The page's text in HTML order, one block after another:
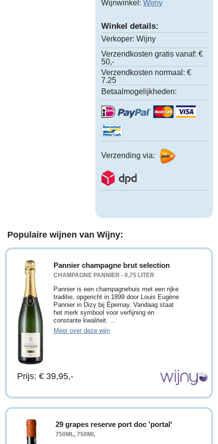
Wijnwinkel: Wijny
Winkel details:
Verkoper: Wijny
Verzendkosten gratis vanaf: €
50,-
Verzendkosten normaal: €
7.25
Betaalmogelijkheden:
Verzending via:
Populaire wijnen van Wijny:
Pannier champagne brut selection
CHAMPAGNE PANNIER - 0,75 LITER
Pannier is een champagnehuis met een rijke
traditie, opgericht in 1899 door Louis Eugène
Pannier in Dizy bij Épernay. Vandaag staat
het merk symbool voor verfijning en
constante kwaliteit. ...
Meer over deze wijn
Prijs: € 39,95,-
29 grapes reserve port doc 'portal'
750ML, 750ML